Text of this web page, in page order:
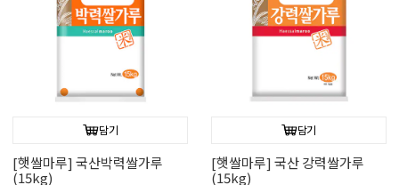
담기
[햇쌀마루] 국산박력쌀가루
(15kg)
담기
[햇쌀마루] 국산 강력쌀가루
(15kg)